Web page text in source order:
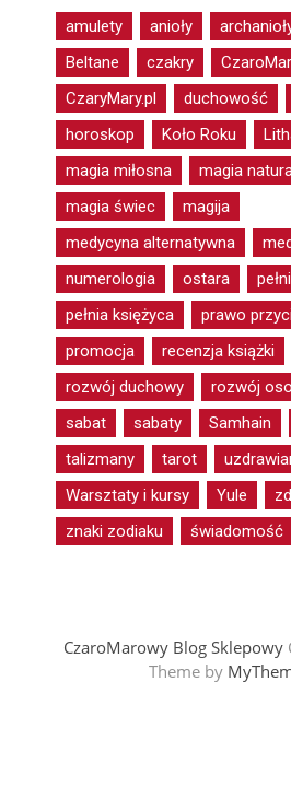
amulety anioły
Beltane
czakry
CzaryMary.pl
duchowość
horoskop
Koło Roku
magia miłosna
magia
magia świec
magija
medycyna alternatywna
numerologia
ostara
pełnia księżyca
prawo
promocja
recenzja książki
rozwój duchowy
rozwój
sabat
sabaty Samhain
talizmany
tarot
Warsztaty i kursy
Yule
znaki zodiaku
świadomość
CzaroMarowy Blog Sklepowy
Theme by